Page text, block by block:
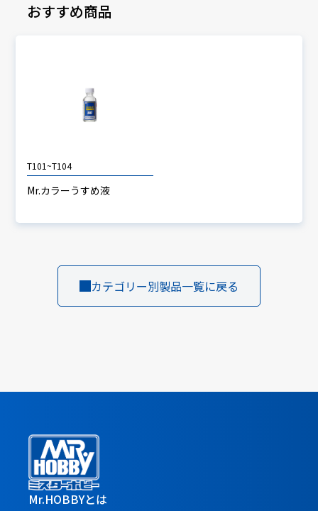
おすすめ商品
T101~T104
Mr.カラーうすめ液
カテゴリー別製品一覧に戻る
Mr.HOBBYとは